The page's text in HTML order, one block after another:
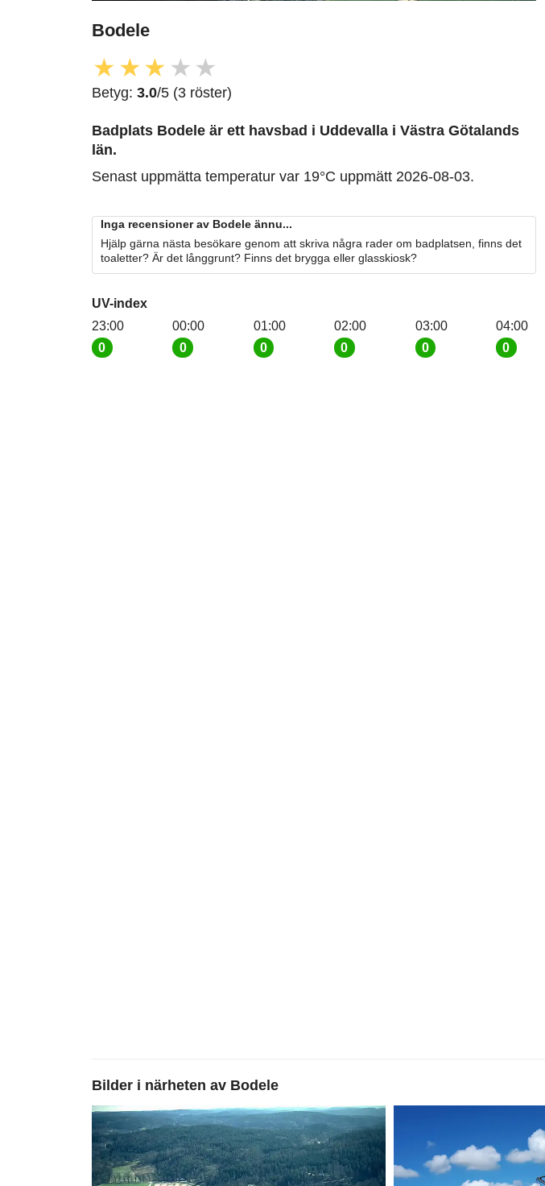
Bodele
★ ★★ ★ ★
Betyg: 3.0/5 (3 röster)
Badplats Bodele är ett havsbad i Uddevalla i Västra Götalands
län.
Senast uppmätta temperatur var 19°C uppmätt 2026-08-03.
Inga recensioner av Bodele ännu...
Hjälp gärna nästa besökare genom att skriva några rader om badplatsen, finns det
toaletter? Är det långgrunt? Finns det brygga eller glasskiosk?
UV-index
23:00
0
00:00
0
01:00
0
02:00
0
03:00
0
04:00
0
Bilder i närheten av Bodele